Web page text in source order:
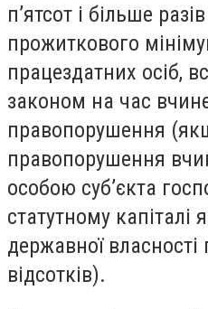
п’ятсот і більше
прожиткового
працездатних осіб,
законом на час
правопорушення
правопорушення
особою суб’єкта
статутному капіталі
державної
відсотків).